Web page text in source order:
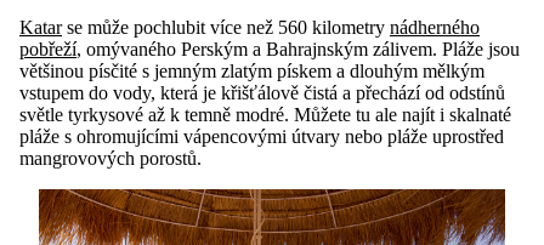
Katarse může pochlubit více než 560 kilometry nádherného
pobřeží, omývaného Perským a Bahrajnským zálivem. Pláže jsou
většinou písčité s jemným zlatým pískem a dlouhým mělkým
vstupem do vody, která je křišťálově čistá a přechází od odstínů
světle tyrkysové až k temně modré. Můžete tu ale najít i skalnaté
pláže s ohromujícími vápencovými útvary nebo pláže uprostřed
mangrovových porostů.